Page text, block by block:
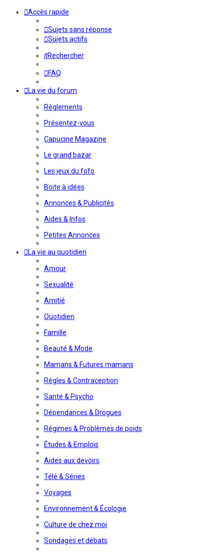
Accès rapide
Sujets sans réponse
Sujets actifs
Rechercher
FAQ
La vie du forum
Règlements
Présentez-vous
Capucine Magazine
Le grand bazar
Les jeux du fofo
Boite à idées
Annonces & Publicités
Aides & Infos
Petites Annonces
La vie au quotidien
Amour
Sexualité
Amitié
Quotidien
Famille
Beauté & Mode
Mamans & Futures mamans
Règles & Contraception
Santé & Psycho
Dépendances & Drogues
Régimes & Problèmes de poids
Études & Emplois
Aides aux devoirs
Télé & Séries
Voyages
Environnement & Écologie
Culture de chez moi
Sondages et débats